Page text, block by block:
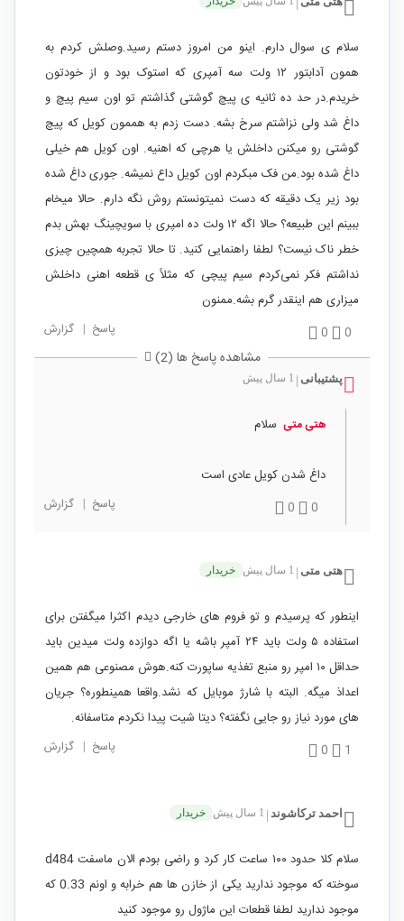
سلام ی سوال دارم. اینو من امروز دستم رسید.‌وصلش کردم به
همون آدابتور ۱۲ ولت سه آمپری که استوک بود و از خودتون
خریدم.‌در حد ده ثانیه ی پیچ گوشتی گذاشتم تو اون سیم پیچ و
داغ شد ولی نزاشتم سرخ بشه. دست زدم به هممون کویل که پیچ
گوشتی رو میکنن داخلش یا هرچی که اهنیه. اون کویل هم خیلی
داغ شده بود.‌من فک مبکردم اون کویل داع نمیشه. جوری داغ شده
بود زیر یک دقیقه که دست نمیتونستم روش نگه دارم. حالا میخام
ببینم این طبیعه؟ حالا اگه ۱۲ ولت ده امپری با سویچینگ بهش بدم
خطر ناک نیست؟ لطفا راهنمایی کنید. تا حالا تجربه همچین چیزی
نداشتم فکر نمی‌کردم سیم پیچی که مثلاً ی قطعه اهنی داخلش
میزاری هم اینقدر گرم بشه.ممنون
0
0 پاسخ | گزارش
مشاهده پاسخ ها (2)
پشتیبانی 1 سال پیش
هتی متی سلام
داغ شدن کویل عادی است
0
0 پاسخ | گزارش
هتی متی 1 سال پیش خریدار
اینطور که پرسیدم و تو فروم های خارجی دیدم اکثرا میگفتن برای
استفاده ۵ ولت باید ۲۴ آمپر باشه یا اگه دوازده ولت میدین باید
حداقل ۱۰ امپر رو منبع تغذیه ساپورت کنه.هوش مصنوعی هم همین
اعداذ میگه. البته با شارژ موبایل که نشد.واقعا همینطوره؟ جریان
های مورد نیاز رو جایی نگفته؟ دیتا شیت پیدا نکردم متاسفانه.
1
0 پاسخ | گزارش
احمد ترکاشوند 1 سال پیش خریدار
سلام کلا حدود ۱۰۰ ساعت کار کرد و راضی بودم الان ماسفت d484
سوخته که موجود ندارید یکی از خازن ها هم خرابه و اونم 0.33 که
موجود ندارید لطفا قطعات این ماژول رو موجود کنید